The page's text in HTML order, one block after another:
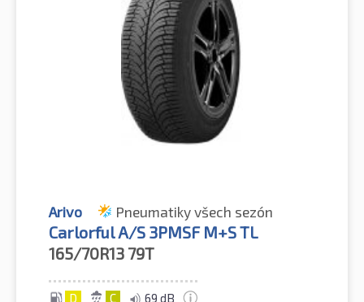
Arivo Pneumatiky všech sezón
Carlorful A/S 3PMSF M+S TL
165/70R13 79T
D C 69 dB